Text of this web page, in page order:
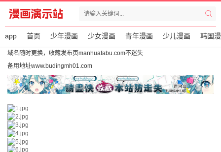
app 首页 少年漫画 少女漫画 青年漫画 少儿漫画 韩国
域名随时更换，收藏发布页manhuafabu.com不迷失
备用地址www.budingmh01.com